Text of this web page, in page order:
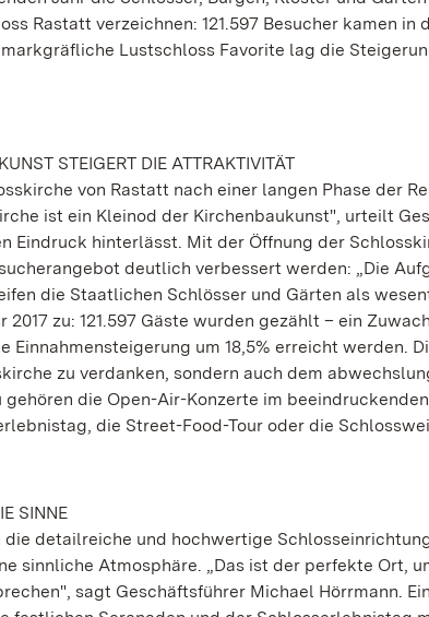
Rastatt verzeichnen: 121.597 Besucher kamen in
Lustschloss Favorite lag die
STEIGERT DIE ATTRAKTIVITÄT
von Rastatt nach einer langen Phase der
ist ein Kleinod der Kirchenbaukunst", urteilt
Eindruck hinterlässt. Mit der Öffnung der
deutlich verbessert werden: „Die
die Staatlichen Schlösser und Gärten als
2017 zu: 121.597 Gäste wurden gezählt – ein
Einnahmensteigerung um 18,5% erreicht werden.
zu verdanken, sondern auch dem
die Open-Air-Konzerte im
die Street-Food-Tour oder die
SINNE
detailreiche und hochwertige
sinnliche Atmosphäre. „Das ist der perfekte Ort,
sagt Geschäftsführer Michael Hörrmann.